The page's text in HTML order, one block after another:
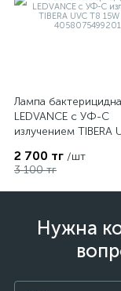
Лампа
LEDVANCE с УФ-С
излучением TIBERA
2 700 тг /шт
3 100 тг
Нужна